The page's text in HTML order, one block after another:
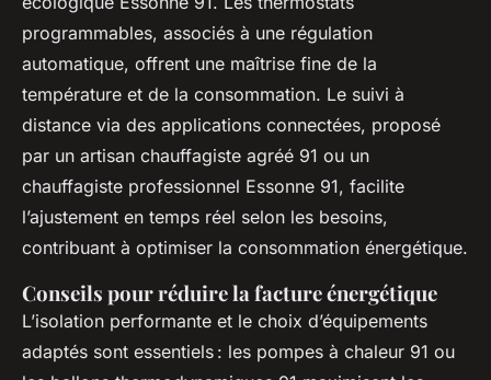
programmables, associés à une régulation
automatique, offrent une maîtrise fine de la
température et de la consommation. Le suivi à
distance via des applications connectées, proposé
par un artisan chauffagiste agréé 91 ou un
chauffagiste professionnel Essonne 91, facilite
l’ajustement en temps réel selon les besoins,
contribuant à optimiser la consommation énergétique.
Conseils pour réduire la facture énergétique
L’isolation performante et le choix d’équipements
adaptés sont essentiels : les pompes à chaleur 91 ou